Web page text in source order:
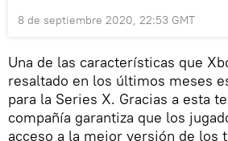
8 de septiembre 2020, 22:53 GMT
Una de las características que
resaltado en los últimos meses
para la Series X. Gracias a esta
compañía garantiza que los
acceso a la mejor versión de los